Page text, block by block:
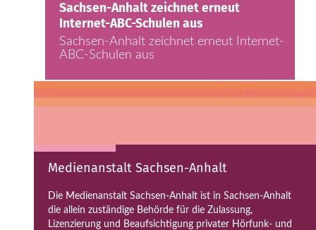
Sachsen-Anhalt zeichnet erneut
Internet-ABC-Schulen aus
Sachsen-Anhalt zeichnet erneut Internet-
ABC-Schulen aus
Medienanstalt Sachsen-Anhalt
Die Medienanstalt Sachsen-Anhalt ist in Sachsen-Anhalt
die allein zuständige Behörde für die Zulassung,
Lizenzierung und Beaufsichtigung privater Hörfunk- und